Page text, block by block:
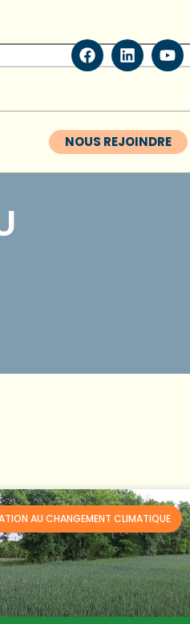
NOUS REJOINDRE
AU CHANGEMENT CLIMATIQUE